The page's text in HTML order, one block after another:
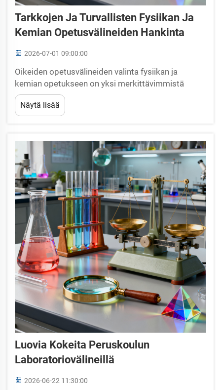
Tarkkojen Ja Turvallisten Fysiikan Ja
Kemian Opetusvälineiden Hankinta
2026-07-01 09:00:00
Oikeiden opetusvälineiden valinta fysiikan ja
kemian opetukseen on yksi merkittävimmistä
hankintapäätöksistä, jonka koulu tai koulutuslaitos
voi tehdä. Epätarkat, huonosti rakennetut tai
riittämättömän turvalliset opetusvälineet...
Näytä lisää
Luovia Kokeita Peruskoulun
Laboratoriovälineillä
2026-06-22 11:30:00